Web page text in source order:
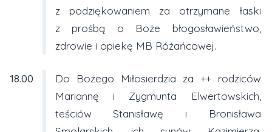
z podziękowaniem za otrzymane łaski
z prośbą o Boże błogosławieństwo,
zdrowie i opiekę MB Różańcowej.
18.00
Do Bożego Miłosierdzia za ++ rodziców
Mariannę i Zygmunta Elwertowskich,
teściów Stanisławę i Bronisława